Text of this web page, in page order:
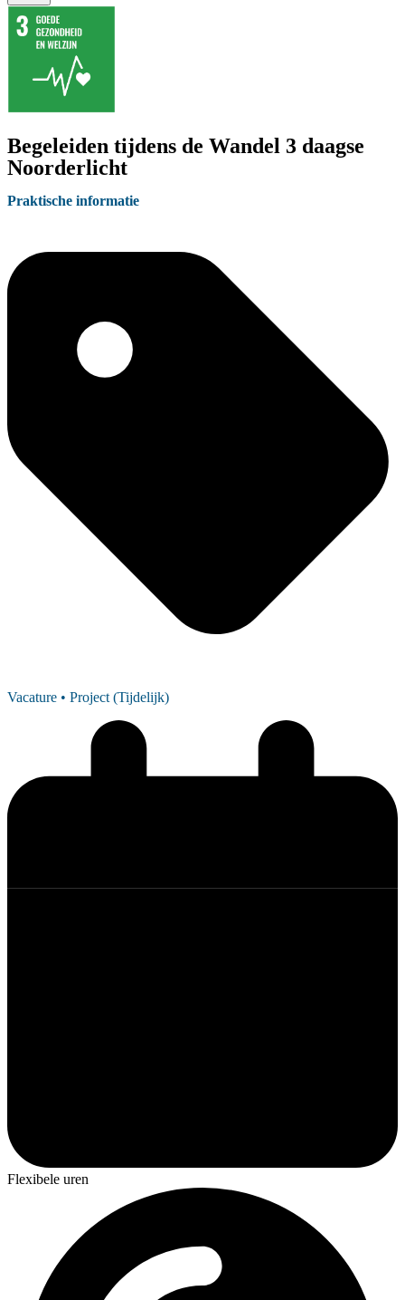
Begeleiden tijdens de Wandel 3 daagse
Noorderlicht
Praktische informatie
Vacature • Project (Tijdelijk)
Flexibele uren